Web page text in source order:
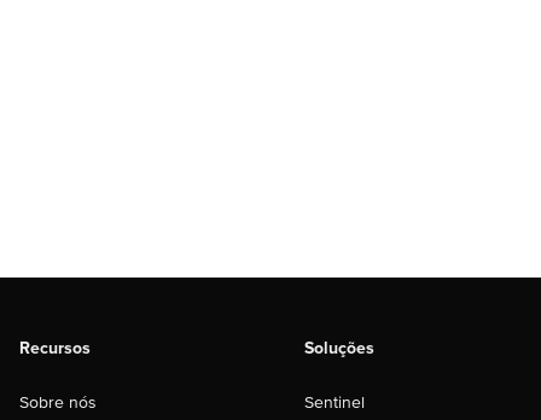
Recursos
Sobre nós
Soluções
Sentinel